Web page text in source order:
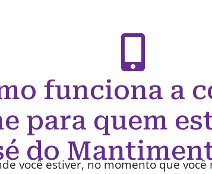
funciona a
para quem
do
você estiver, no momento que você